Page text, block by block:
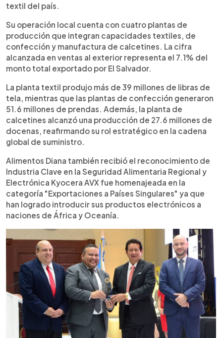
textil del país.
Su operación local cuenta con cuatro plantas de
producción que integran capacidades textiles, de
confección y manufactura de calcetines. La cifra
alcanzada en ventas al exterior representa el 7.1% del
monto total exportado por El Salvador.
La planta textil produjo más de 39 millones de libras de
tela, mientras que las plantas de confección generaron
51.6 millones de prendas. Además, la planta de
calcetines alcanzó una producción de 27.6 millones de
docenas, reafirmando su rol estratégico en la cadena
global de suministro.
Alimentos Diana también recibió el reconocimiento de
Industria Clave en la Seguridad Alimentaria Regional y
Electrónica Kyocera AVX fue homenajeada en la
categoría "Exportaciones a Países Singulares" ya que
han logrado introducir sus productos electrónicos a
naciones de África y Oceanía.